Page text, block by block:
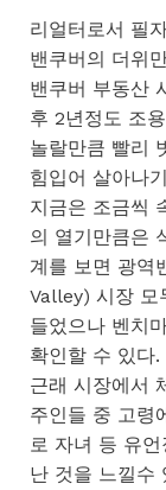
리얼터로서 필
밴쿠버의 더위
밴쿠버 부동산
후 2년정도 조
놀랄만큼 빨리
힘입어 살아나
지금은 조금씩
의 열기만큼은
계를 보면 광역
Valley) 시장 모
들었으나 벤치
확인할 수 있다.
근래 시장에서
주인들 중 고령
로 자녀 등 유
난 것을 느낄수